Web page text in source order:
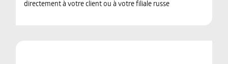
directement à votre client ou à votre filiale russe